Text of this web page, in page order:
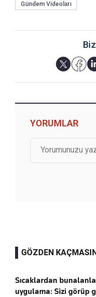
Gündem Videoları
YORUMLAR
GÖZDEN KAÇMASIN
Sıcaklardan
uygulama: Sizi görüp